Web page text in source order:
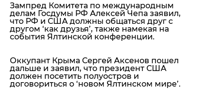
Зампред Комитета по международным
делам Госдумы РФ Алексей Чепа заявил,
что РФ и США должны общаться друг с
другом ‘как друзья’, также намекая на
события Ялтинской конференции.
Оккупант Крыма Сергей Аксенов пошел
дальше и заявил, что президент США
должен посетить полуостров и
договориться о ‘новом Ялтинском мире’.